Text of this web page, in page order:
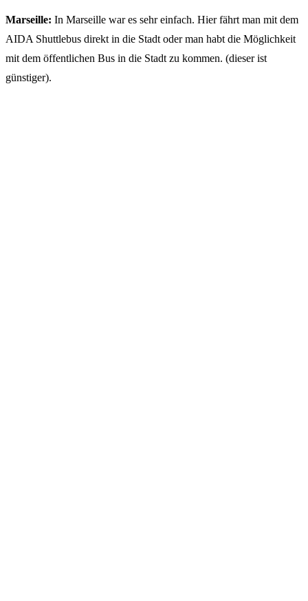
Marseille: In Marseille war es sehr einfach. Hier fährt man mit dem
AIDA Shuttlebus direkt in die Stadt oder man habt die Möglichkeit
mit dem öffentlichen Bus in die Stadt zu kommen. (dieser ist
günstiger).